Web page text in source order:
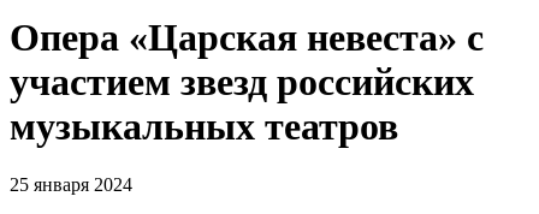
Опера «Царская невеста» с
участием звезд российских
музыкальных театров
25 января 2024